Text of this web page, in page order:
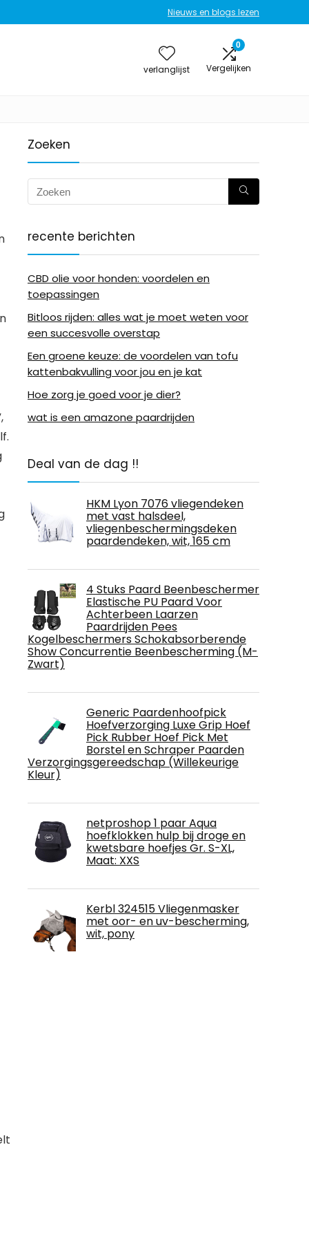
Nieuws en blogs lezen
verlanglijst
0
Vergelijken
Zoeken
recente berichten
CBD olie voor honden: voordelen en
toepassingen
Bitloos rijden: alles wat je moet weten voor
een succesvolle overstap
Een groene keuze: de voordelen van tofu
kattenbakvulling voor jou en je kat
Hoe zorg je goed voor je dier?
wat is een amazone paardrijden
Deal van de dag !!
HKM Lyon 7076 vliegendeken
met vast halsdeel,
vliegenbeschermingsdeken
paardendeken, wit, 165 cm
4 Stuks Paard Beenbeschermer
Elastische PU Paard Voor
Achterbeen Laarzen
Paardrijden Pees
Kogelbeschermers Schokabsorberende
Show Concurrentie Beenbescherming (M-
Zwart)
Generic Paardenhoofpick
Hoefverzorging Luxe Grip Hoef
Pick Rubber Hoef Pick Met
Borstel en Schraper Paarden
Verzorgingsgereedschap (Willekeurige
Kleur)
netproshop 1 paar Aqua
hoefklokken hulp bij droge en
kwetsbare hoefjes Gr. S-XL,
Maat: XXS
Kerbl 324515 Vliegenmasker
met oor- en uv-bescherming,
wit, pony